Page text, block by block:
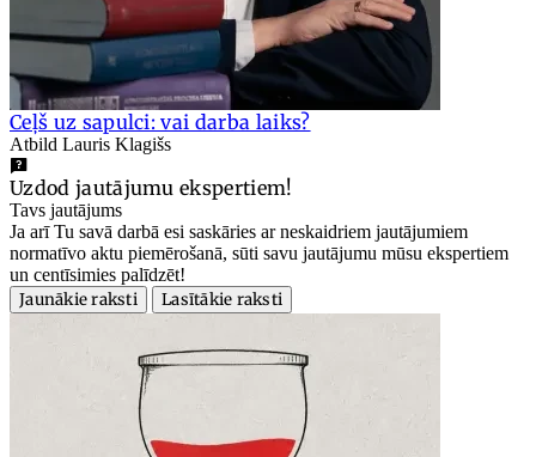
Ceļš uz sapulci: vai darba laiks?
Atbild Lauris Klagišs
Uzdod jautājumu ekspertiem!
Tavs jautājums
Ja arī Tu savā darbā esi saskāries ar neskaidriem jautājumiem
normatīvo aktu piemērošanā, sūti savu jautājumu mūsu ekspertiem
un centīsimies palīdzēt!
Jaunākie raksti
Lasītākie raksti